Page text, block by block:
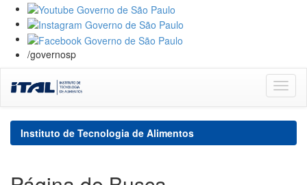
/governosp
navigation
Instituto de Tecnologia de Alimentos